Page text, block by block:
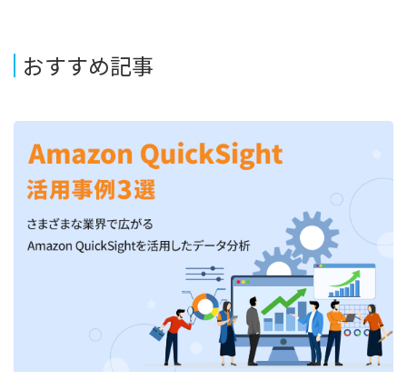
おすすめ記事